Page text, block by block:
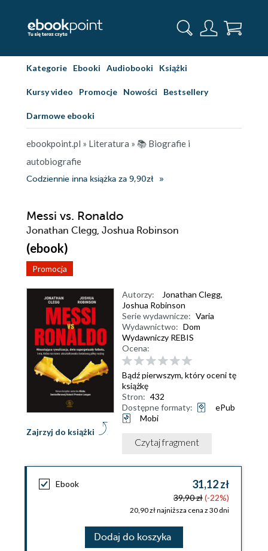
Kategorie Ebooki Audiobooki Książki
Kursy video Promocje Nowości Bestsellery
Darmowe ebooki
ebookpoint.pl » Literatura » 📚 Biografie i
autobiografie
Codziennie inna książka za 9,90zł
Messi vs. Ronaldo
Jonathan Clegg, Joshua Robinson
(ebook)
Promocja
Zajrzyj do książki
Autorzy: Jonathan Clegg,
Joshua Robinson
Serie wydawnicze: Varia
Wydawnictwo: Dom
Wydawniczy REBIS
Ocena:
Bądź pierwszym, który oceni tę
książkę
Stron: 432
Dostępne formaty:
ePub
Mobi
Czytaj fragment
Ebook 31,12 zł
39,90 zł(-22%)
20,90 zł najniższa cena z 30 dni
Dodaj do koszyka